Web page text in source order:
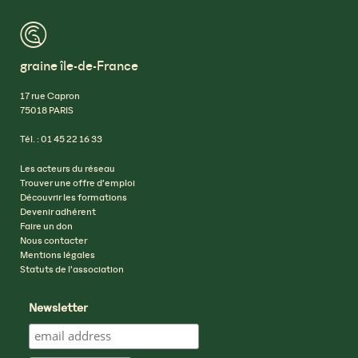
™
graine île-de-France
17 rue Capron
75018 PARIS
Tél. : 01 45 22 16 33
Les acteurs du réseau
Trouver une offre d’emploi
Découvrir les formations
Devenir adhérent
Faire un don
Nous contacter
Mentions légales
Statuts de l’association
Newsletter